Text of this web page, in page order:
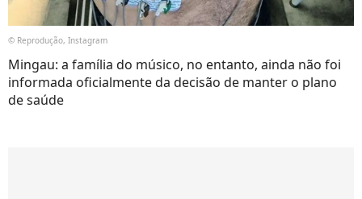
© Reprodução, Instagram
Mingau: a família do músico, no entanto, ainda não foi
informada oficialmente da decisão de manter o plano
de saúde